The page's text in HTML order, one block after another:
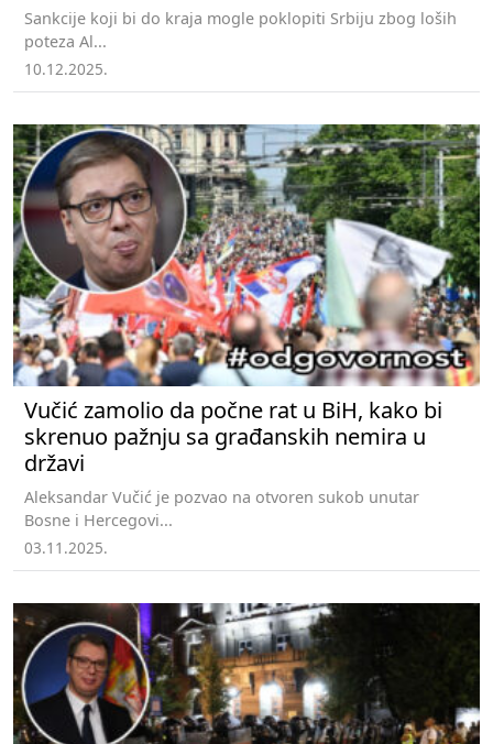
Sankcije koji bi do kraja mogle poklopiti Srbiju zbog loših
poteza Al...
10.12.2025.
Vučić zamolio da počne rat u BiH, kako bi
skrenuo pažnju sa građanskih nemira u
državi
Aleksandar Vučić je pozvao na otvoren sukob unutar
Bosne i Hercegovi...
03.11.2025.